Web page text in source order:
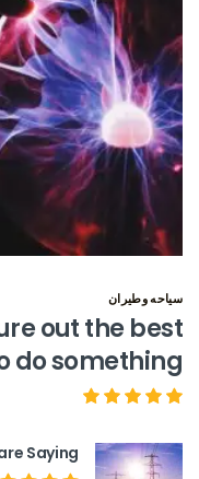
سياحه وطيران
out the best
do something.
Saying